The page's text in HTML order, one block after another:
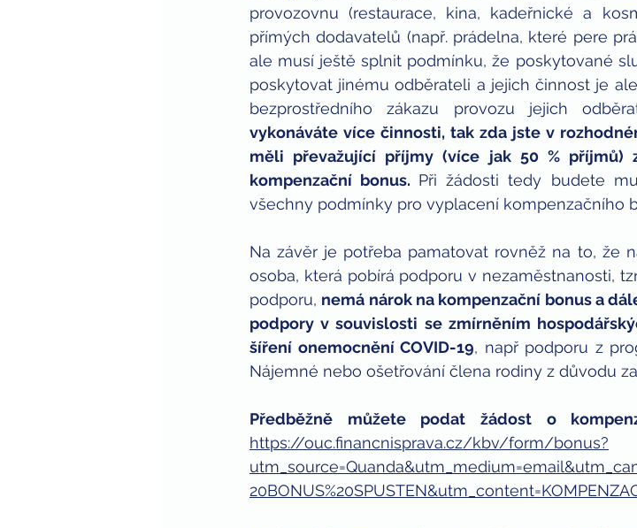
provozovnu (restaurace, kina, kadeřnické a
přímých dodavatelů (např. prádelna, které pere
ale musí ještě splnit podmínku, že poskytované
poskytovat jinému odběrateli a jejich činnost je
bezprostředního zákazu provozu jejich
vykonáváte více činnosti, tak zda jste v
měli převažující příjmy (více jak 50 % příjmů)
kompenzační bonus. Při žádosti tedy budete
všechny podmínky pro vyplacení kompenzačního
Na závěr je potřeba pamatovat rovněž na to, že
osoba, která pobírá podporu v nezaměstnanosti,
podporu, nemá nárok na kompenzační bonus a
podpory v souvislosti se zmírněním
šíření onemocnění COVID-19, např podporu z
Nájemné nebo ošetřování člena rodiny z důvodu
https://ouc.financnisprava.cz/kbv/form/bonus?